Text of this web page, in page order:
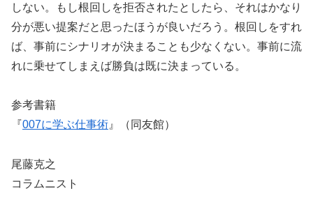
しない。もし根回しを拒否されたとしたら、それはかなり
分が悪い提案だと思ったほうが良いだろう。根回しをすれ
ば、事前にシナリオが決まることも少なくない。事前に流
れに乗せてしまえば勝負は既に決まっている。
参考書籍
『007に学ぶ仕事術 』（同友館）
尾藤克之
コラムニスト